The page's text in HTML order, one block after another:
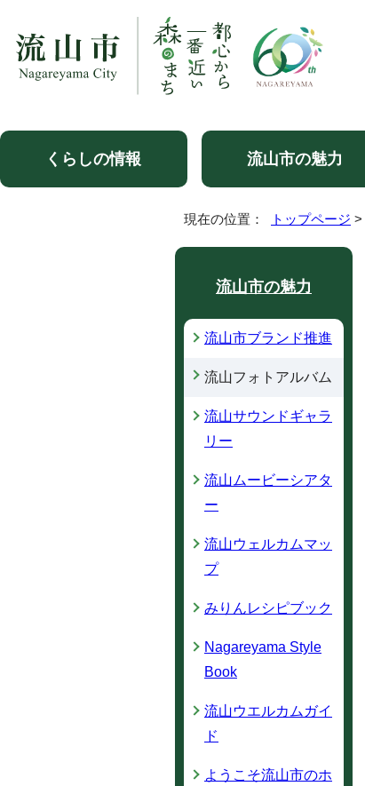
くらしの情報 流山市の魅力
現在の位置： トップページ >
流山市の魅力
流山市ブランド推進
流山フォトアルバム
流山サウンドギャラ
リー
流山ムービーシアタ
ー
流山ウェルカムマッ
プ
みりんレシピブック
Nagareyama Style
Book
流山ウエルカムガイ
ド
ようこそ流山市のホ